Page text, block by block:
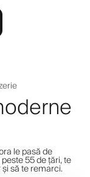
le pasă de
55 de țări, te
să te remarci.